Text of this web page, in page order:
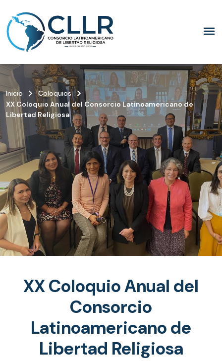
menu
Inicio keyboard_arrow_right Coloquios keyboard_arrow_right
XX Coloquio Anual del Consorcio Latinoamericano de
Libertad Religiosa
XX Coloquio Anual del
Consorcio
Latinoamericano de
Libertad Religiosa